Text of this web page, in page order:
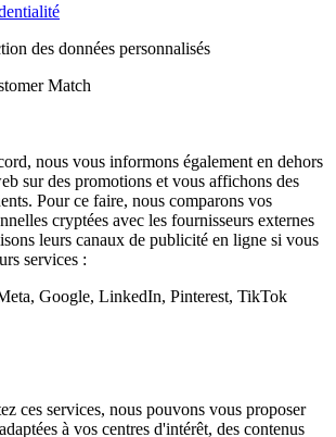
des données personnalisés
Match
nous vous informons également en dehors
sur des promotions et vous affichons des
Pour ce faire, nous comparons vos
cryptées avec les fournisseurs externes
leurs canaux de publicité en ligne si vous
services :
Google, LinkedIn, Pinterest, TikTok
ces services, nous pouvons vous proposer
à vos centres d'intérêt, des contenus